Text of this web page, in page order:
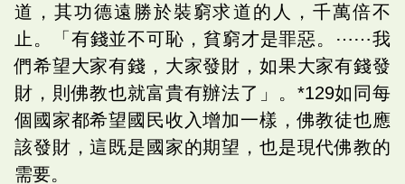
道，其功德遠勝於裝窮求道的人，千萬倍不
止。「有錢並不可恥，貧窮才是罪惡。⋯⋯我
們希望大家有錢，大家發財，如果大家有錢發
財，則佛教也就富貴有辦法了」。*129如同每
個國家都希望國民收入增加一樣，佛教徒也應
該發財，這既是國家的期望，也是現代佛教的
需要。